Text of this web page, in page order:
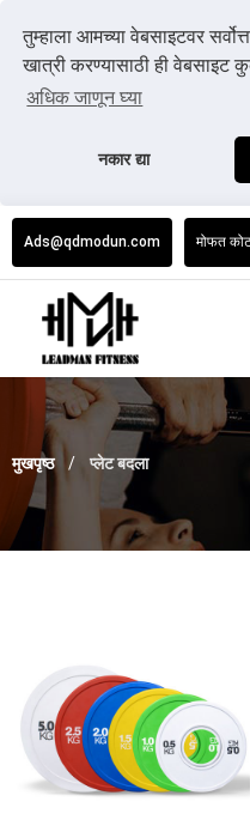
तुम्हाला आमच्या वेबसाइटवर
खात्री करण्यासाठी ही वेबसाइट
अधिक जाणून घ्या
नकार द्या
Ads@qdmodun.com मोफत
मुखपृष्ठ प्लेट बदला